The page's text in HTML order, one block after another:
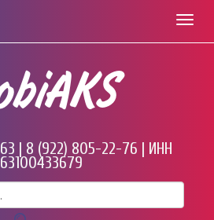
| 8 (922) 805-22-76 | ИНН